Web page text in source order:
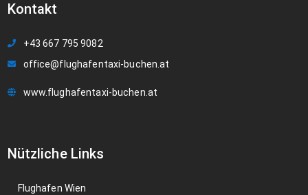
Kontakt
+43 667 795 9082
office@flughafentaxi-buchen.at
www.flughafentaxi-buchen.at
Nützliche Links
Flughafen Wien